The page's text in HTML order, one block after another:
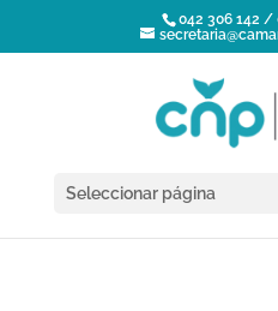
042 306 142 /
Seleccionar página